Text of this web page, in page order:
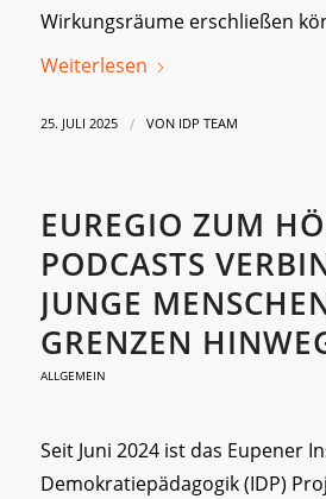
Wirkungsräume erschließen
Weiterlesen
25. JULI 2025 / VON IDP TEAM
EUREGIO ZUM
PODCASTS
JUNGE
GRENZEN
ALLGEMEIN
Seit Juni 2024 ist das Eupener
Demokratiepädagogik (IDP)